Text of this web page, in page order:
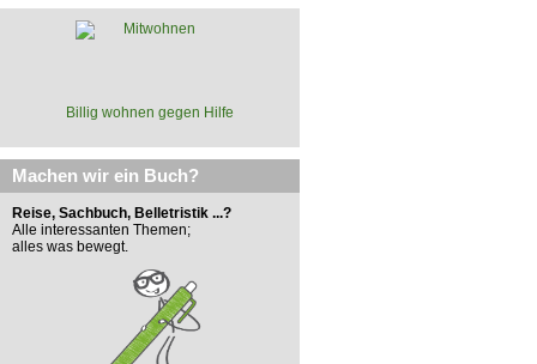
Billig wohnen gegen Hilfe
Machen wir ein Buch?
Reise, Sachbuch, Belletristik ...?
Alle interessanten Themen;
alles was bewegt.